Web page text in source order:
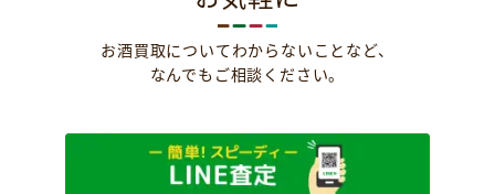
お酒買取についてわからないことなど、
なんでもご相談ください。